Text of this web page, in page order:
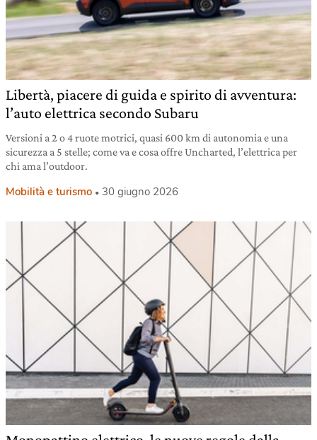
Libertà, piacere di guida e spirito di avventura:
l’auto elettrica secondo Subaru
Versioni a 2 o 4 ruote motrici, quasi 600 km di autonomia e una
sicurezza a 5 stelle; come va e cosa offre Uncharted, l’elettrica per
chi ama l’outdoor.
Mobilità e turismo 30 giugno 2026